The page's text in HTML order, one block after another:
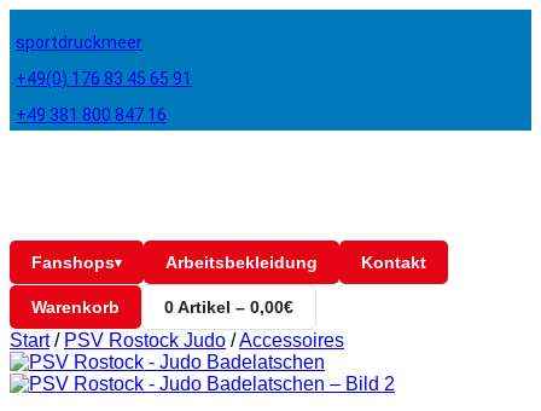
sportdruckmeer
+49(0) 176 83 45 65 91
+49 381 800 847 16
Fanshops▾ Arbeitsbekleidung Kontakt
Warenkorb 0 Artikel – 0,00€
Start / PSV Rostock Judo /Accessoires